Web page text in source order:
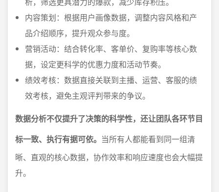
内容策划：根据用户画像数据，调整内容风格和产
品介绍顺序，提升观众参与度。
营销活动：结合转化率、客单价、复购率等核心数
据，设定更科学的优惠力度和活动节奏。
绩效考核：数据直接关联到主播、运营、客服的绩
效考核，避免主观评判带来的争议。
数据分析不仅提升了决策的科学性，还让团队各环节目
标一致、执行有据可依。 当所有人都能看到同一组清
晰、直观的核心数据，协作效率和响应速度也会大幅提
升。